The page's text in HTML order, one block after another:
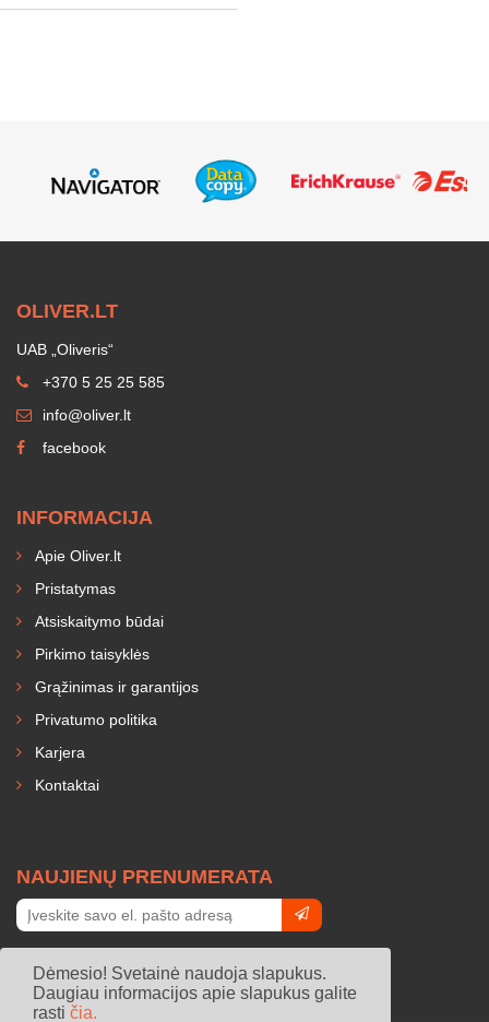
OLIVER.LT
UAB „Oliveris“
+370 5 25 25 585
info@oliver.lt
facebook
INFORMACIJA
Apie Oliver.lt
Pristatymas
Atsiskaitymo būdai
Pirkimo taisyklės
Grąžinimas ir garantijos
Privatumo politika
Karjera
Kontaktai
NAUJIENŲ PRENUMERATA
Dėmesio! Svetainė naudoja slapukus.
Daugiau informacijos apie slapukus galite
rasti čia.